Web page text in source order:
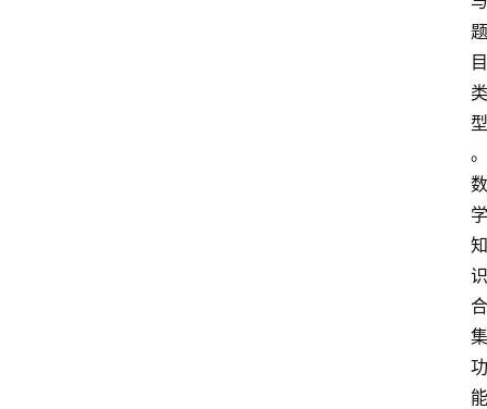
题
目
类
型
。
数
学
知
识
合
集
功
能